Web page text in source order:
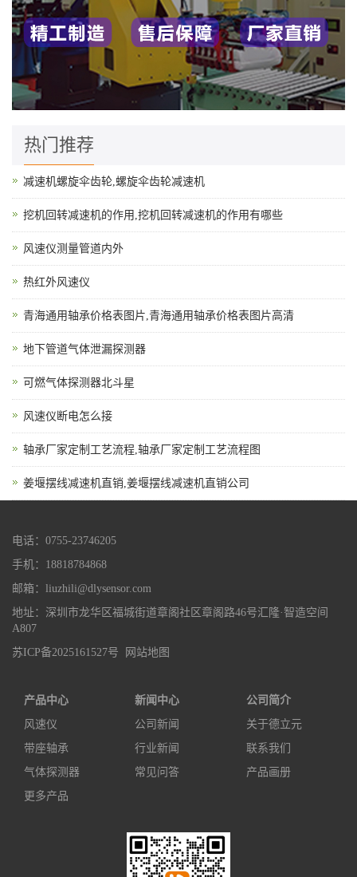
热门推荐
减速机螺旋伞齿轮,螺旋伞齿轮减速机
挖机回转减速机的作用,挖机回转减速机的作用有哪些
风速仪测量管道内外
热红外风速仪
青海通用轴承价格表图片,青海通用轴承价格表图片高清
地下管道气体泄漏探测器
可燃气体探测器北斗星
风速仪断电怎么接
轴承厂家定制工艺流程,轴承厂家定制工艺流程图
姜堰摆线减速机直销,姜堰摆线减速机直销公司
电话：0755-23746205
手机：18818784868
邮箱：liuzhili@dlysensor.com
地址：深圳市龙华区福城街道章阁社区章阁路46号汇隆·智造空间
A807
苏ICP备2025161527号
网站地图
产品中心
风速仪
带座轴承
气体探测器
更多产品
新闻中心
公司新闻
行业新闻
常见问答
公司简介
关于德立元
联系我们
产品画册